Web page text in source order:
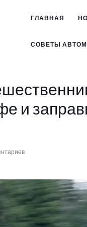
ГЛАВНАЯ
СОВЕТЫ
и